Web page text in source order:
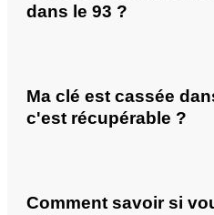
dans le 93 ?
Ma clé est cassée
c'est récupérable ?
Comment savoir si